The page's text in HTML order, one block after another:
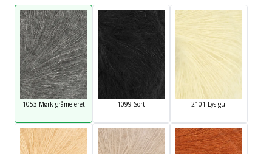
1053 Mørk gråmeleret 1099 Sort 2101 Lys gul